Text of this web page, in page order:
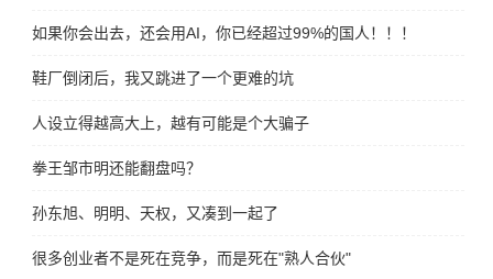
如果你会出去，还会用AI，你已经超过99%的国人！！！
鞋厂倒闭后，我又跳进了一个更难的坑
人设立得越高大上，越有可能是个大骗子
拳王邹市明还能翻盘吗？
孙东旭、明明、天权，又凑到一起了
很多创业者不是死在竞争，而是死在"熟人合伙"